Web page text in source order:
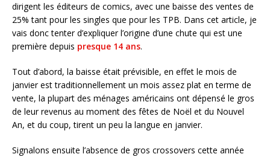
dirigent les éditeurs de comics, avec une baisse des ventes de
25% tant pour les singles que pour les TPB. Dans cet article, je
vais donc tenter d’expliquer l’origine d’une chute qui est une
première depuis presque 14 ans.
Tout d’abord, la baisse était prévisible, en effet le mois de
janvier est traditionnellement un mois assez plat en terme de
vente, la plupart des ménages américains ont dépensé le gros
de leur revenus au moment des fêtes de Noël et du Nouvel
An, et du coup, tirent un peu la langue en janvier.
Signalons ensuite l’absence de gros crossovers cette année